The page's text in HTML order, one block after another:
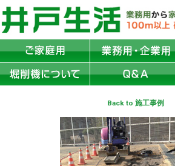
Back to 施工事例